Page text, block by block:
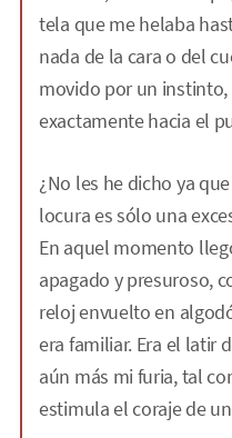
tela que me helaba
nada de la cara o del
movido por un
exactamente hacia el
¿No les he dicho ya
locura es sólo una
En aquel momento
apagado y presuroso,
reloj envuelto en
era familiar. Era el latir
aún más mi furia, tal
estimula el coraje de